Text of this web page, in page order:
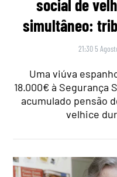
social de
simultâneo:
21:30 5
Uma viúva
18.000€ à Segurança
acumulado pensão
velhice